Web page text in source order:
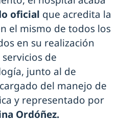
oficial que acredita la
el mismo de todos los
en su realización
de
junto al de
del manejo de
y representado por
Ordóñez.